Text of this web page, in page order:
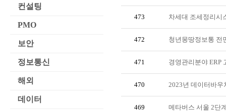
473 차세대 조세정리시
472 청년몽땅정보통 전
471 경영관리분야 ERP
470 2023년 데이터바우
469 메타버스 서울 2단
컨설팅
PMO
보안
정보통신
해외
데이터